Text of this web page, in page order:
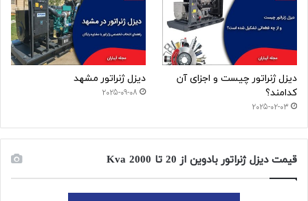
دیزل ژنراتور چیست و اجزای آن
کدامند؟
2025-02-03
دیزل ژنراتور مشهد
2025-09-08
قیمت دیزل ژنراتور بادوین از 20 تا 2000 Kva